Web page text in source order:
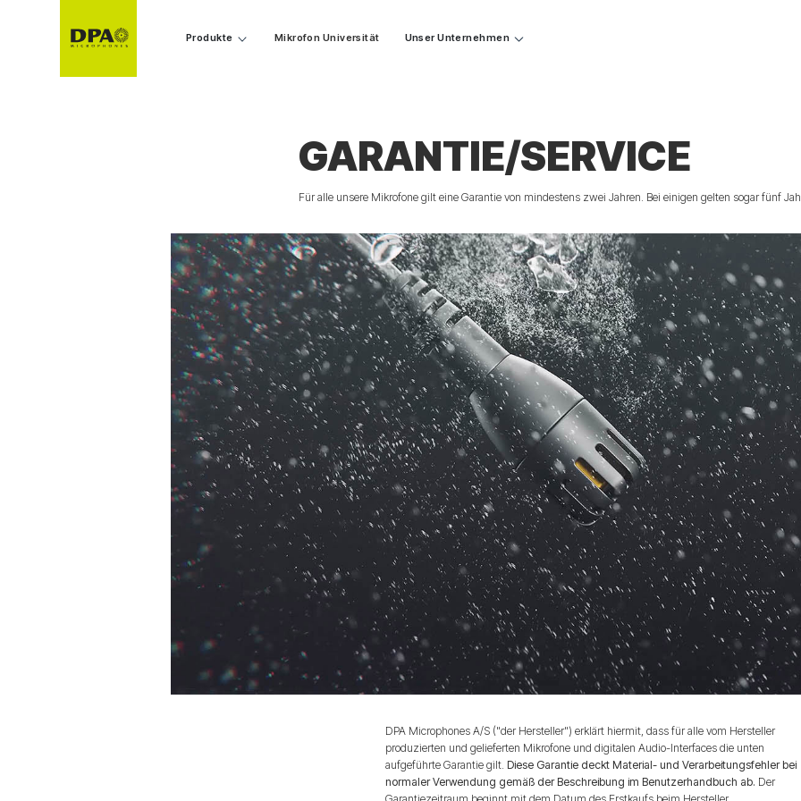
Produkte Mikrofon Universität Unser Unternehmen
GARANTIE/SERVICE
Für alle unsere Mikrofone gilt eine Garantie von mindestens zwei Jahren. Bei einigen gelten sogar fünf
DPA Microphones A/S ("der Hersteller") erklärt hiermit, dass für alle vom Hersteller
produzierten und gelieferten Mikrofone und digitalen Audio-Interfaces die unten
aufgeführte Garantie gilt. Diese Garantie deckt Material- und Verarbeitungsfehler bei
normaler Verwendung gemäß der Beschreibung im Benutzerhandbuch ab. Der